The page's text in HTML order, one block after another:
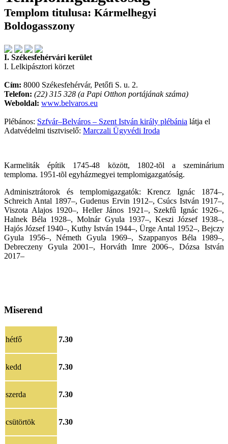
Templom titulusa: Kármelhegyi
Boldogasszony
I. Székesfehérvári kerület
I. Lelkipásztori körzet
Cím: 8000 Székesfehérvár, Petőfi S. u. 2.
Telefon: (22) 315 328 (a Papi Otthon portájának száma)
Weboldal: www.belvaros.eu
Plébános: Szfvár–Belváros – Szent István király plébánia látja el
Adatvédelmi tisztviselő: Marczali Ügyvédi Iroda
Karmeliták építik 1745-48 között, 1802-tõl a szeminárium
temploma. 1951-tõl egyházmegyei templomigazgatóság.
Adminisztrátorok és templomigazgatók: Krencz Ignác 1874–,
Schreich Antal 1897–, Gudenus Ervin 1912–, Csúcs István 1917–,
Viszota Alajos 1920–, Heller János 1921–, Szekfû Ignác 1926–,
Halnek Béla 1928–, Molnár Gyula 1937–, Keszi József 1938–,
Hajós József 1940–, Kuthy István 1944–, Ürge Antal 1952–, Bejczy
Gyula 1956–, Németh Gyula 1969–, Szappanyos Béla 1989–,
Debreczeny Gyula 2001–, Horváth Imre 2006–, Dózsa István
2017–
Miserend
hétfő 7.30
kedd 7.30
szerda 7.30
csütörtök 7.30